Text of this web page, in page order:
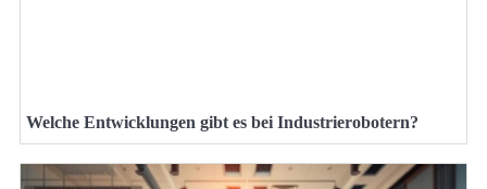
Welche Entwicklungen gibt es bei Industrierobotern?